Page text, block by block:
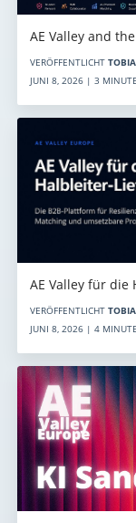
AE Valley and
VERÖFFENTLICHT
JUNI 8, 2026 | 3
AE Valley für die
VERÖFFENTLICHT
JUNI 8, 2026 | 4